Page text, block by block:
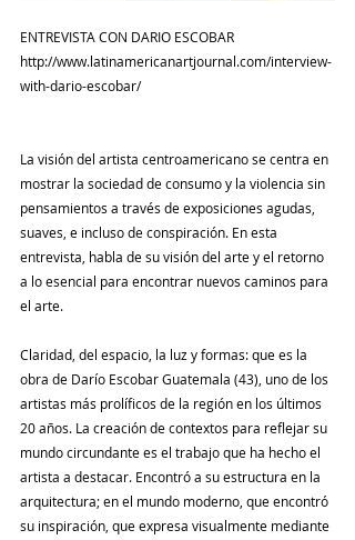
ENTREVISTA CON DARIO ESCOBAR
http://www.latinamericanartjournal.com/interview-
with-dario-escobar/
La visión del artista centroamericano se centra en
mostrar la sociedad de consumo y la violencia sin
pensamientos a través de exposiciones agudas,
suaves, e incluso de conspiración. En esta
entrevista, habla de su visión del arte y el retorno
a lo esencial para encontrar nuevos caminos para
el arte.
Claridad, del espacio, la luz y formas: que es la
obra de Darío Escobar Guatemala (43), uno de los
artistas más prolíficos de la región en los últimos
20 años. La creación de contextos para reflejar su
mundo circundante es el trabajo que ha hecho el
artista a destacar. Encontró a su estructura en la
arquitectura; en el mundo moderno, que encontró
su inspiración, que expresa visualmente mediante